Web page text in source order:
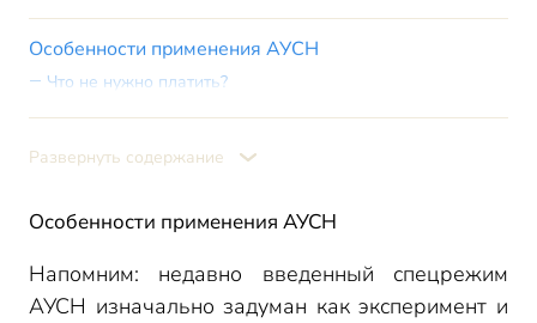
Особенности применения АУСН
Что не нужно платить?
Отчетность на АУСН
Что нужно и не нужно сдавать в ИФНС?
Особенности сдачи некоторой отчетности на АУСН в
пенсионный фонд
СЗВ-М
СЗВ-ТД
Развернуть содержание
Особенности применения АУСН
Напомним: недавно введенный спецрежим
АУСН изначально задуман как эксперимент и